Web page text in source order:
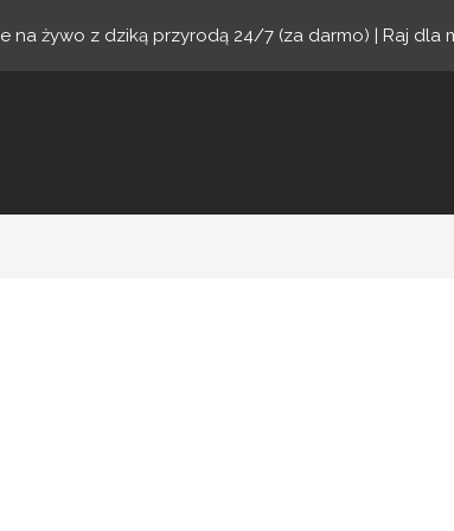
na żywo z dziką przyrodą 24/7 (za darmo) | Raj dla